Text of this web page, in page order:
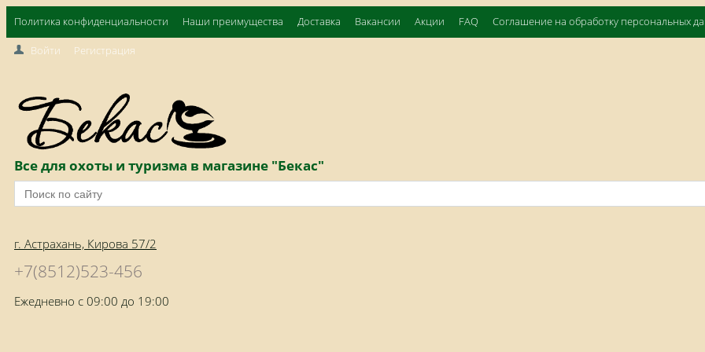
Политика конфиденциальности Наши преимущества Доставка Вакансии Акции FAQ Соглашение на обработку персональных
Войти Регистрация
Все для охоты и туризма в магазине "Бекас"
г. Астрахань, Кирова 57/2
+7(8512)523-456
Ежедневно с 09:00 до 19:00